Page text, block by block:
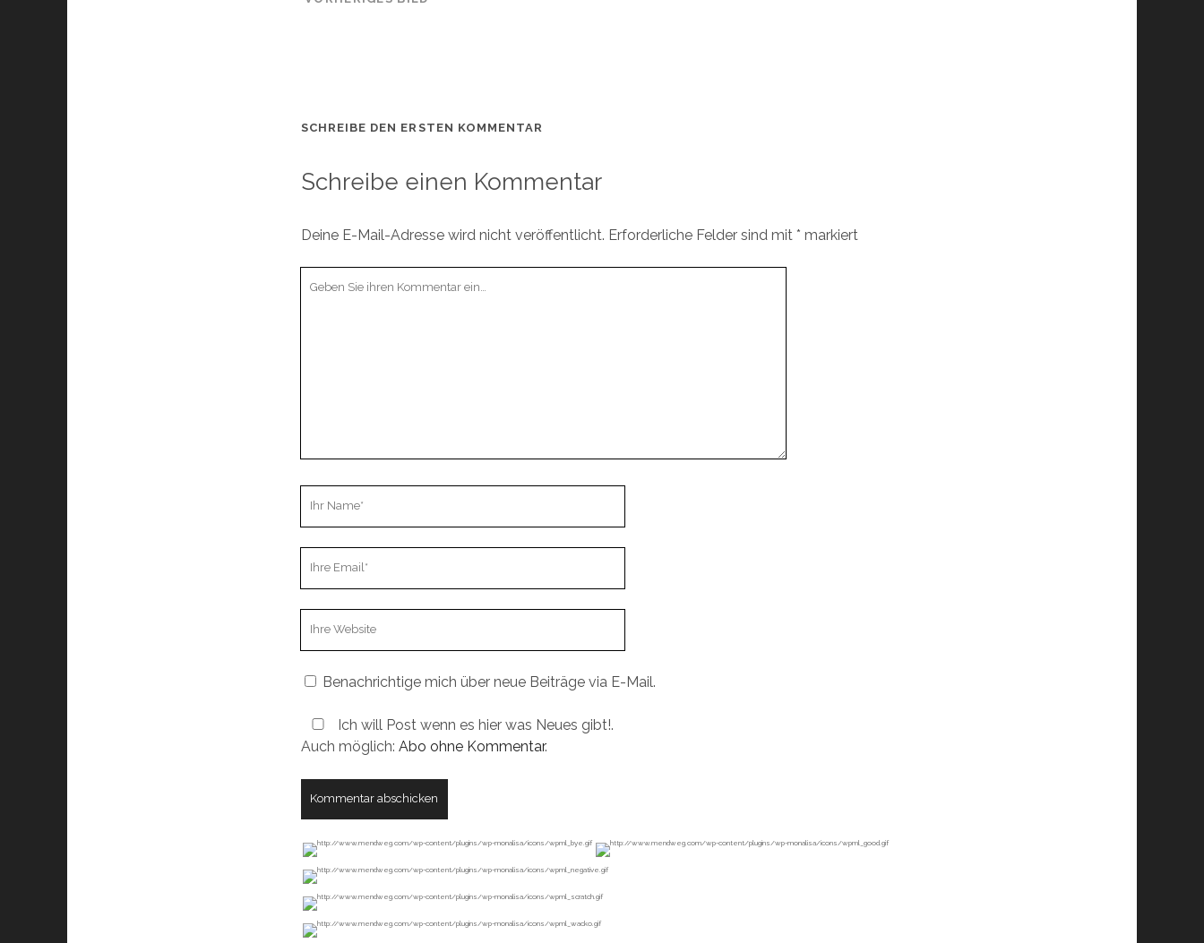
SCHREIBE DEN ERSTEN KOMMENTAR
Schreibe einen Kommentar
Deine E-Mail-Adresse wird nicht veröffentlicht. Erforderliche Felder sind mit * markiert
Benachrichtige mich über neue Beiträge via E-Mail.
Ich will Post wenn es hier was Neues gibt!.
Auch möglich: Abo ohne Kommentar.